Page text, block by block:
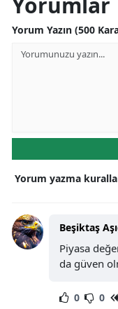
Yorum Yazın (500
Yorum yazma
Beşiktaş
Piyasa
da güven
0 0